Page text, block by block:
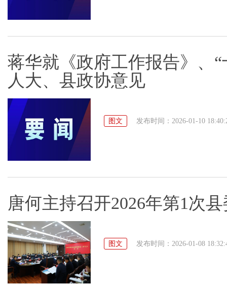
蒋华就《政府工作报告》、
人大、县政协意见
图文 发布时间：2026-01-10
唐何主持召开2026年第1次
图文 发布时间：2026-01-08